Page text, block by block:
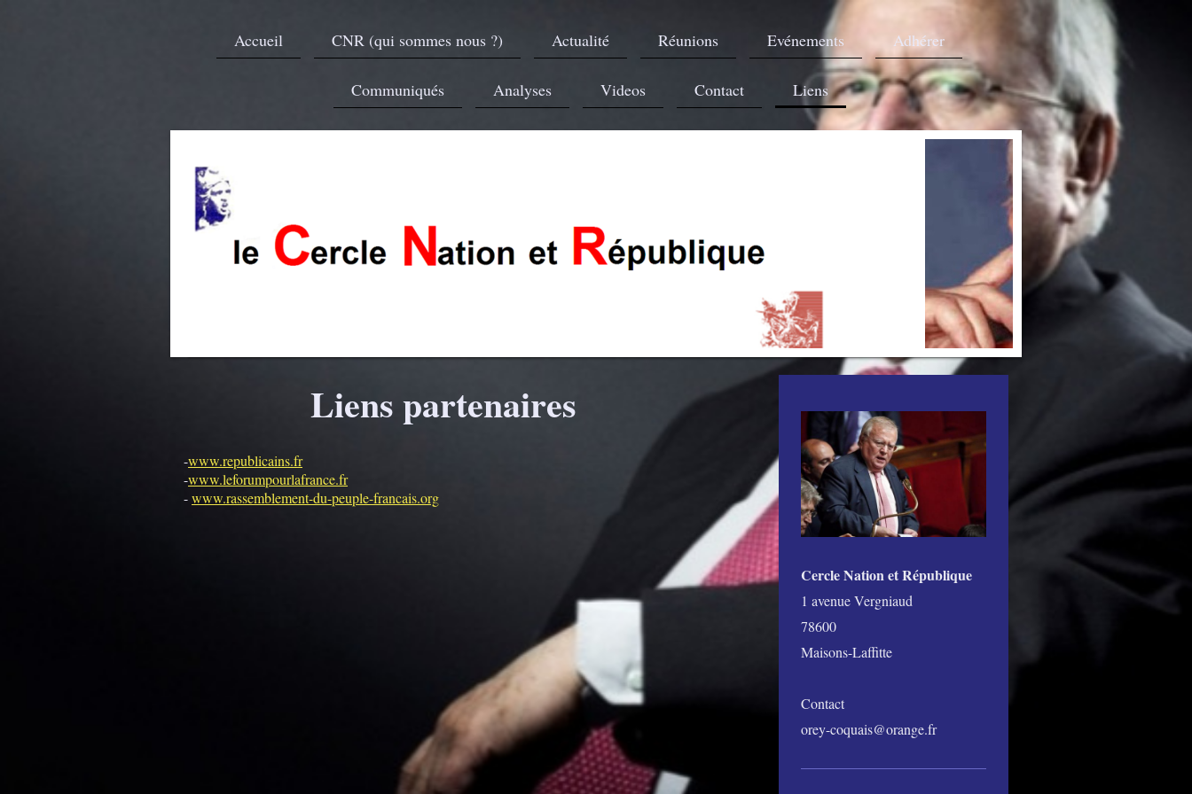
Accueil CNR (qui sommes nous ?) Actualité Réunions Evénements Adhérer
Communiqués Analyses Videos Contact Liens
Liens partenaires
-www.republicains.fr
-www.leforumpourlafrance.fr
-www.rassemblement-du-peuple-francais.org
CercleNationetRépublique
1 avenue Vergniaud
78600
Maisons-Laffitte
Contact
orey-coquais@orange.fr